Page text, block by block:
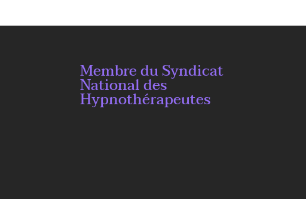
Membre du Syndicat
National des
Hypnothérapeutes